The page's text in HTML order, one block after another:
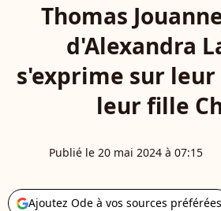
Thomas
d'Alexandra
s'exprime sur
leur fille
Publié le 20 mai 2024 à 07:15
Ajoutez Ode à vos sources préférées